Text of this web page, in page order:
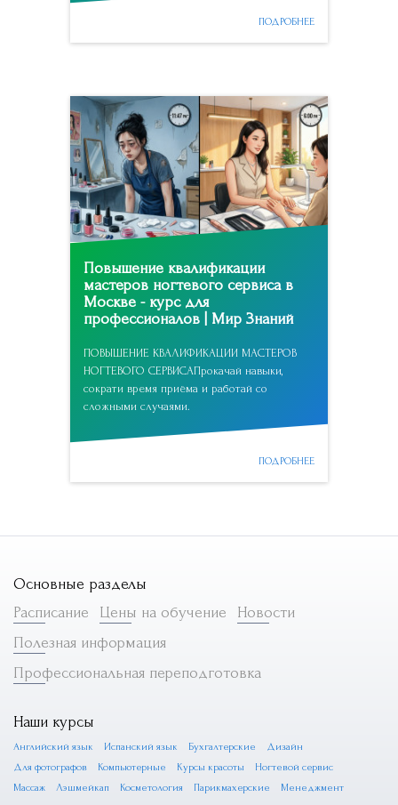
ПОДРОБНЕЕ
Повышение квалификации
мастеров ногтевого сервиса в
Москве - курс для
профессионалов | Мир Знаний
ПОВЫШЕНИЕ КВАЛИФИКАЦИИ МАСТЕРОВ
НОГТЕВОГО СЕРВИСАПрокачай навыки,
сократи время приёма и работай со
сложными случаями.
ПОДРОБНЕЕ
Основные разделы
Расписание
Цены на обучение
Новости
Полезная информация
Профессиональная переподготовка
Наши курсы
Английский язык Испанский язык Бухгалтерские
Дизайн
Для фотографов
Компьютерные Курсы красоты
Ногтевой сервис
Массаж
Лэшмейкап Косметология Парикмахерские Менеджмент